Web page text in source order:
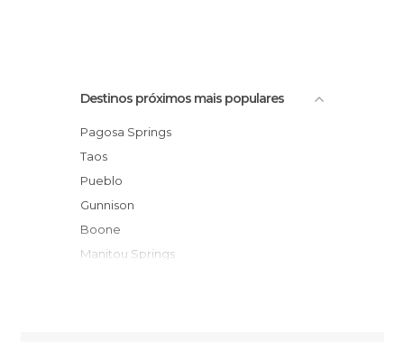
Destinos próximos mais populares
Pagosa Springs
Taos
Pueblo
Gunnison
Boone
Manitou Springs